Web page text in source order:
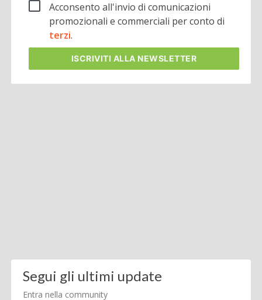
Acconsento all'invio di comunicazioni
promozionali e commerciali per conto di
terzi.
ISCRIVITI ALLA NEWSLETTER
Segui gli ultimi update
Entra nella community